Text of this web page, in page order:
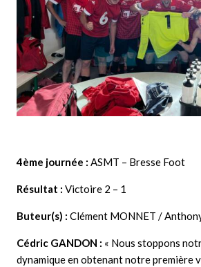
4ème journée : ASMT – Bresse Foot
Résultat : Victoire 2 – 1
Buteur(s) : Clément MONNET /
Cédric GANDON : « Nous stoppons
dynamique en obtenant notre première